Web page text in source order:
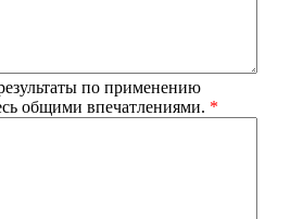
по применению
общими впечатлениями. *